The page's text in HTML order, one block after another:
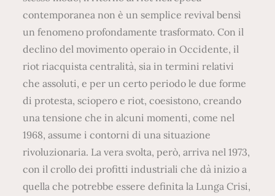
contemporanea non è un semplice revival bensì
un fenomeno profondamente trasformato. Con il
declino del movimento operaio in Occidente, il
riot riacquista centralità, sia in termini relativi
che assoluti, e per un certo periodo le due forme
di protesta, sciopero e riot, coesistono, creando
una tensione che in alcuni momenti, come nel
1968, assume i contorni di una situazione
rivoluzionaria. La vera svolta, però, arriva nel 1973,
con il crollo dei profitti industriali che dà inizio a
quella che potrebbe essere definita la Lunga Crisi,